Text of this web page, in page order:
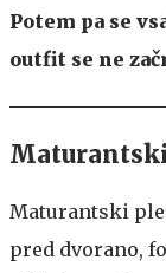
Potem pa se
outfit se ne
Maturantski
Maturantski
pred dvorano,